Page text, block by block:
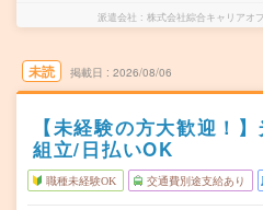
派遣会社 株式会社綜合キャリアオ
未読 掲載日 2026/08/06
【未経験の方大歓迎！
組立/日払いOK
職種未経験OK 交通費別途支給あり